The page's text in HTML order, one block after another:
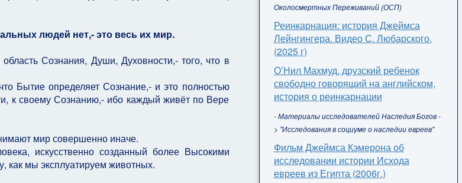
людей нет,- это весь их мир.
Сознания, Души, Духовности,- того, что в
Бытие определяет Сознание,- и это полностью
к своему Сознанию,- ибо каждый живёт по Вере
мир совершенно иначе.
искусственно созданный более Высокими
как мы эксплуатируем животных.
Околосмертных Переживаний (ОСП)
Реинкарнация: история Джеймса
Лейнгингера. Видео С. Любарского.
(2025 г)
О’Нил Махмуд, друзский ребенок
свободно говорящий на английском,
история о реинкарнации
- Материалы исследователей Наследия Богов -
> "Исследования в социуме о наследии евреев"
Фильм Джеймса Кэмерона об
исследовании истории Исхода
евреев из Египта (2006г.)